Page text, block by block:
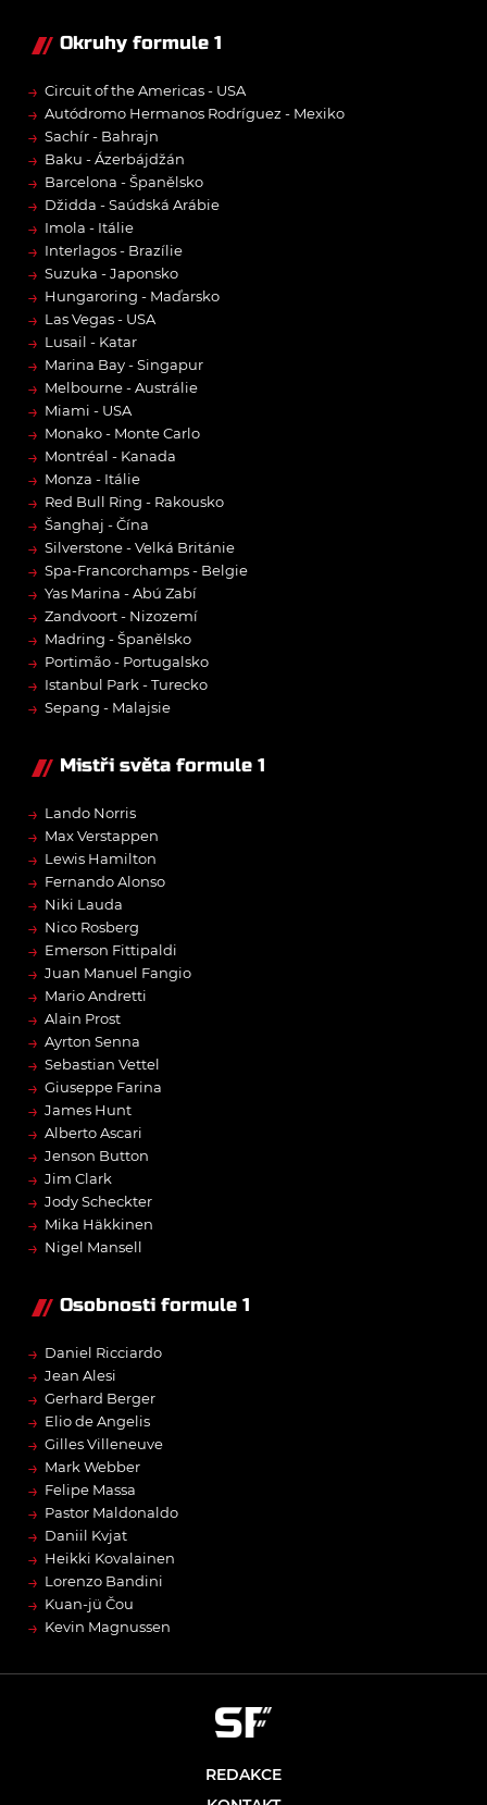
Okruhy formule 1
→ Circuit of the Americas - USA
→ Autódromo Hermanos Rodríguez - Mexiko
→ Sachír - Bahrajn
→ Baku - Ázerbájdžán
→ Barcelona - Španělsko
→ Džidda - Saúdská Arábie
→ Imola - Itálie
→ Interlagos - Brazílie
→ Suzuka - Japonsko
→ Hungaroring - Maďarsko
→ Las Vegas - USA
→ Lusail - Katar
→ Marina Bay - Singapur
→ Melbourne - Austrálie
→ Miami - USA
→ Monako - Monte Carlo
→ Montréal - Kanada
→ Monza - Itálie
→ Red Bull Ring - Rakousko
→ Šanghaj - Čína
→ Silverstone - Velká Británie
→ Spa-Francorchamps - Belgie
→ Yas Marina - Abú Zabí
→ Zandvoort - Nizozemí
→ Madring - Španělsko
→ Portimão - Portugalsko
→ Istanbul Park - Turecko
→ Sepang - Malajsie
Mistři světa formule 1
→ Lando Norris
→ Max Verstappen
→ Lewis Hamilton
→ Fernando Alonso
→ Niki Lauda
→ Nico Rosberg
→ Emerson Fittipaldi
→ Juan Manuel Fangio
→ Mario Andretti
→ Alain Prost
→ Ayrton Senna
→ Sebastian Vettel
→ Giuseppe Farina
→ James Hunt
→ Alberto Ascari
→ Jenson Button
→ Jim Clark
→ Jody Scheckter
→ Mika Häkkinen
→ Nigel Mansell
Osobnosti formule 1
→ Daniel Ricciardo
→ Jean Alesi
→ Gerhard Berger
→ Elio de Angelis
→ Gilles Villeneuve
→ Mark Webber
→ Felipe Massa
→ Pastor Maldonaldo
→ Daniil Kvjat
→ Heikki Kovalainen
→ Lorenzo Bandini
→ Kuan-jü Čou
→ Kevin Magnussen
REDAKCE